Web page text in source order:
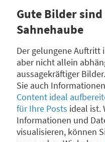
Gute Bilder
Sahnehaube
Der gelungene Auftritt
aber nicht allein
aussagekräftiger
Sie auch
Content ideal
für Ihre Posts ideal ist.
Informationen und
visualisieren, können